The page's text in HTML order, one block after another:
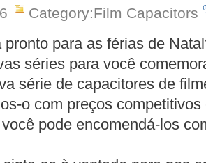
Category:Film Capacitors
pronto para as férias de
séries para você
série de capacitores de
o com preços
pode encomendá-los